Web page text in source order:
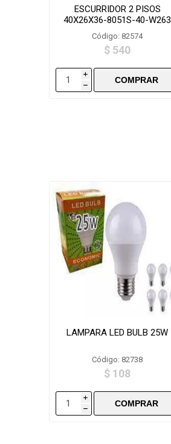
ESCURRIDOR 2 PISOS
40X26X36-8051S-40-W263
Código: 82574
$ 540
i
h
LAMPARA LED BULB 25W
Código: 82738
$ 108
i
h